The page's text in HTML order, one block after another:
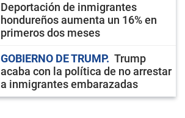
Deportación de inmigrantes
hondureños aumenta un 16% en
primeros dos meses
GOBIERNO DE TRUMP
Trump
acaba con la política de no arrestar
a inmigrantes embarazadas